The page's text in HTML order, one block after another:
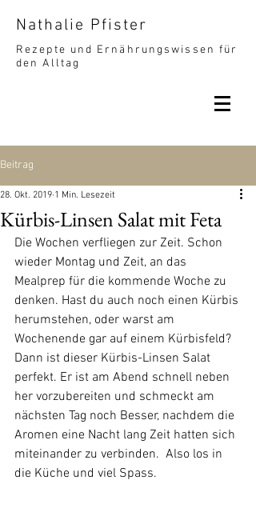
Nathalie Pfister
Rezepte und Ernährungswissen für
den Alltag
Beitrag
Kürbis-Linsen Salat mit Feta
28. Okt. 2019 1 Min. Lesezeit
Die Wochen verfliegen zur Zeit. Schon
wieder Montag und Zeit, an das
Mealprep für die kommende Woche zu
denken. Hast du auch noch einen Kürbis
herumstehen, oder warst am
Wochenende gar auf einem Kürbisfeld?
Dann ist dieser Kürbis-Linsen Salat
perfekt. Er ist am Abend schnell neben
her vorzubereiten und schmeckt am
nächsten Tag noch Besser, nachdem die
Aromen eine Nacht lang Zeit hatten sich
miteinander zu verbinden.  Also los in
die Küche und viel Spass.